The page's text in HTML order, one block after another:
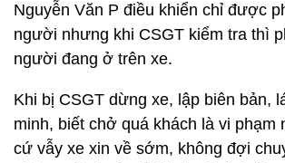
Nguyễn Văn P điều khiển chỉ được
người nhưng khi CSGT kiểm tra thì
người đang ở trên xe.
Khi bị CSGT dừng xe, lập biên bản,
minh, biết chở quá khách là vi phạm
cứ vẫy xe xin về sớm, không đợi